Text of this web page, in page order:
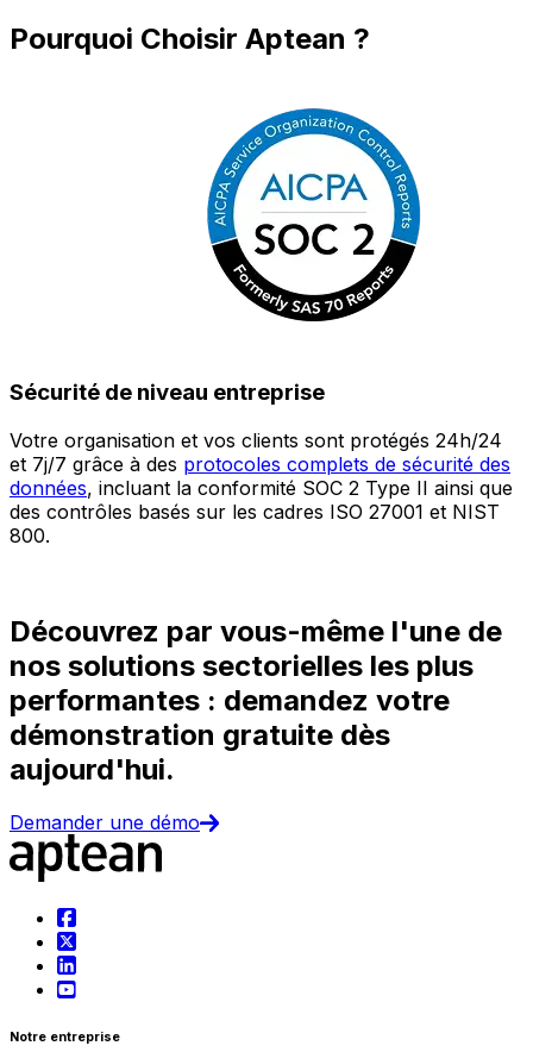
Pourquoi Choisir Aptean ?
Sécurité de niveau entreprise
Votre organisation et vos clients sont protégés 24h/24
et 7j/7 grâce à des protocoles complets de sécurité des
données, incluant la conformité SOC 2 Type II ainsi que
des contrôles basés sur les cadres ISO 27001 et NIST
800.
Découvrez par vous-même l'une de
nos solutions sectorielles les plus
performantes : demandez votre
démonstration gratuite dès
aujourd'hui.
Demander une démo
Notre entreprise